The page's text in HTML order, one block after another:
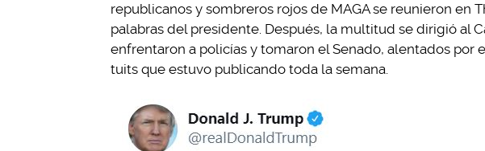
republicanos y sombreros rojos de MAGA se reunieron en
palabras del presidente. Después, la multitud se dirigió al
enfrentaron a policías y tomaron el Senado, alentados por
tuits que estuvo publicando toda la semana.